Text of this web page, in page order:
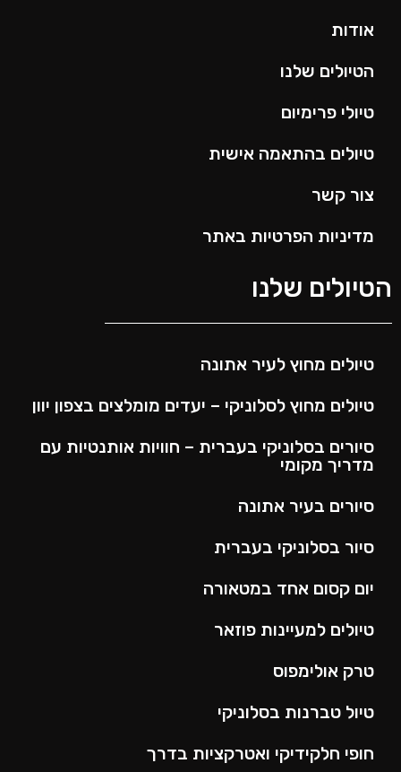
אודות
הטיולים שלנו
טיולי פרימיום
טיולים בהתאמה אישית
צור קשר
מדיניות הפרטיות באתר
הטיולים שלנו
טיולים מחוץ לעיר אתונה
טיולים מחוץ לסלוניקי – יעדים מומלצים בצפון יוון
סיורים בסלוניקי בעברית – חוויות אותנטיות עם
מדריך מקומי
סיורים בעיר אתונה
סיור בסלוניקי בעברית
יום קסום אחד במטאורה
טיולים למעיינות פוזאר
טרק אולימפוס
טיול טברנות בסלוניקי
חופי חלקידיקי ואטרקציות בדרך